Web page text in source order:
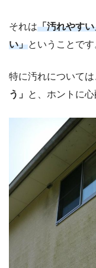
それは「汚れやすい
い」ということです
特に汚れについては
う」 と、ホントに心